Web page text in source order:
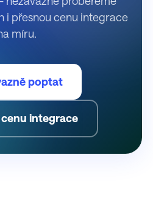
i přesnou cenu integrace
míru.
poptat
integrace